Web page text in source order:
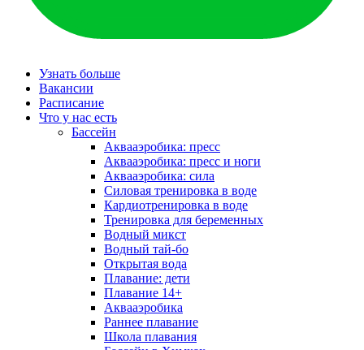
Узнать больше
Вакансии
Расписание
Что у нас есть
Бассейн
Аквааэробика: пресс
Аквааэробика: пресс и ноги
Аквааэробика: сила
Силовая тренировка в воде
Кардиотренировка в воде
Тренировка для беременных
Водный микст
Водный тай-бо
Открытая вода
Плавание: дети
Плавание 14+
Аквааэробика
Раннее плавание
Школа плавания